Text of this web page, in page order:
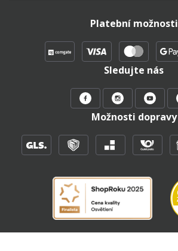
Platební možnosti
Sledujte nás
Možnosti dopravy